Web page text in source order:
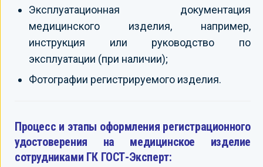
Эксплуатационная документация
медицинского изделия, например,
инструкция или руководство по
эксплуатации (при наличии);
Фотографии регистрируемого изделия.
Процесс и этапы оформления регистрационного
удостоверения на медицинское изделие
сотрудниками ГК ГОСТ-Эксперт: